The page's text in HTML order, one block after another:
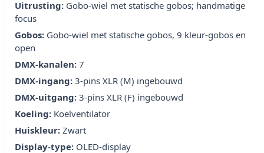
Uitrusting: Gobo-wiel met statische gobos; handmatige
focus
Gobos: Gobo-wiel met statische gobos, 9 kleur-gobos en
open
DMX-kanalen: 7
DMX-ingang: 3-pins XLR (M) ingebouwd
DMX-uitgang: 3-pins XLR (F) ingebouwd
Koeling: Koelventilator
Huiskleur: Zwart
Display-type: OLED-display